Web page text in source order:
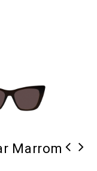
Marrom